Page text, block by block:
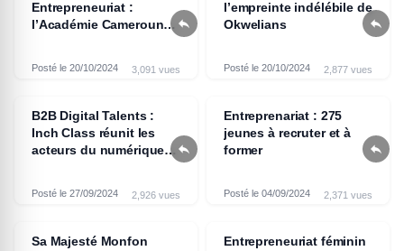
Entrepreneuriat :
l’Académie Cameroun
Posté le 20/10/2024 3,091 vues

l’empreinte indélébile de
Okwelians
Posté le 20/10/2024 2,877 vues

B2B Digital Talents :
Inch Class réunit les
acteurs du numérique à
Posté le 27/09/2024 2,926 vues

Entreprenariat : 275
jeunes à recruter et à
former
Posté le 04/09/2024 2,371 vues

Sa Majesté Monfon
Entrepreneuriat féminin